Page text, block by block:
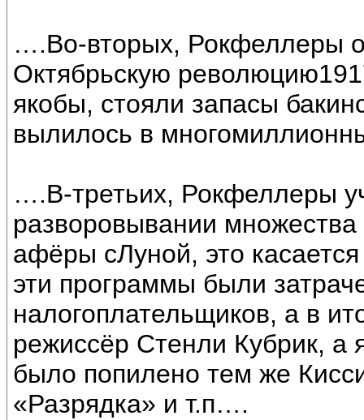
….Во-вторых, Рокфеллеры
Октябрьскую
якобы, стояли запасы
вылилось в
….В-третьих, Рокфеллеры
разворовывании множества
афёры сЛуной, это
эти программы были
налогоплательщиков, а в
режиссёр Стенли Кубрик,
было попилено тем же
«Разрядка» и т.п….